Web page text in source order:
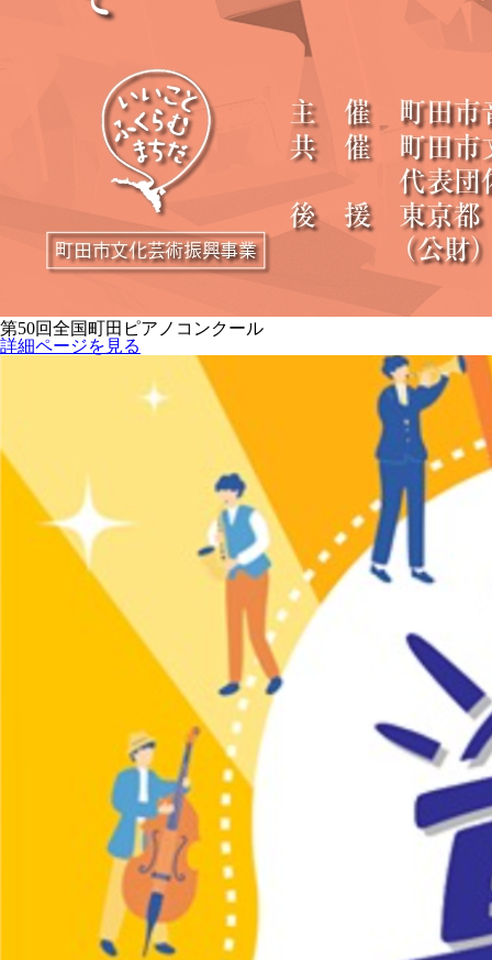
第50回全国町田ピアノコンクール
詳細ページを見る